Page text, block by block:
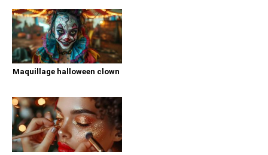
Maquillage halloween clown